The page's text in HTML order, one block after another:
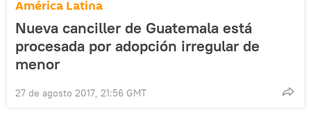
América Latina
Nueva canciller de Guatemala está
procesada por adopción irregular de
menor
27 de agosto 2017, 21:56 GMT